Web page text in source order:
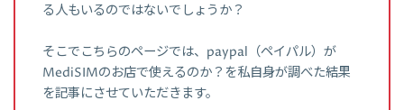
る人もいるのではないでしょうか？
そこでこちらのページでは、paypal（ペイパル）が
MediSIMのお店で使えるのか？を私自身が調べた結果
を記事にさせていただきます。